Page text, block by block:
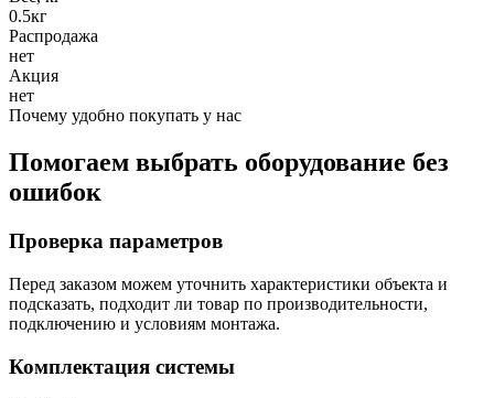
0.5кг
Распродажа
нет
Акция
нет
Почему удобно покупать у нас
Помогаем выбрать оборудование без
ошибок
Проверка параметров
Перед заказом можем уточнить характеристики объекта и
подсказать, подходит ли товар по производительности,
подключению и условиям монтажа.
Комплектация системы